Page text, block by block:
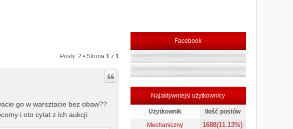
Posty: 2 • Strona 1z 1
go w warsztacie bez obaw??
i oto cytat z ich aukcji:
Facebook
Najaktywniejsi użytkownicy
Użytkownik
Ilość postów
Mechaniczny
1688(11.13%)